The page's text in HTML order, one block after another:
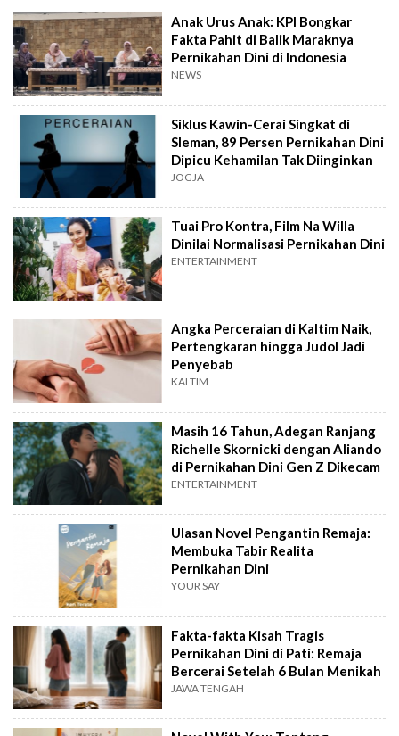
Anak Urus Anak: KPI Bongkar
Fakta Pahit di Balik Maraknya
Pernikahan Dini di Indonesia
NEWS
Siklus Kawin-Cerai Singkat di
Sleman, 89 Persen Pernikahan Dini
Dipicu Kehamilan Tak Diinginkan
JOGJA
Tuai Pro Kontra, Film Na Willa
Dinilai Normalisasi Pernikahan Dini
ENTERTAINMENT
Angka Perceraian di Kaltim Naik,
Pertengkaran hingga Judol Jadi
Penyebab
KALTIM
Masih 16 Tahun, Adegan Ranjang
Richelle Skornicki dengan Aliando
di Pernikahan Dini Gen Z Dikecam
ENTERTAINMENT
Ulasan Novel Pengantin Remaja:
Membuka Tabir Realita
Pernikahan Dini
YOUR SAY
Fakta-fakta Kisah Tragis
Pernikahan Dini di Pati: Remaja
Bercerai Setelah 6 Bulan Menikah
JAWA TENGAH